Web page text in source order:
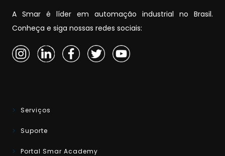
A Smar é líder em automação industrial no Brasil.
Conheça e siga nossas redes sociais:
Serviços
Suporte
Portal Smar Academy